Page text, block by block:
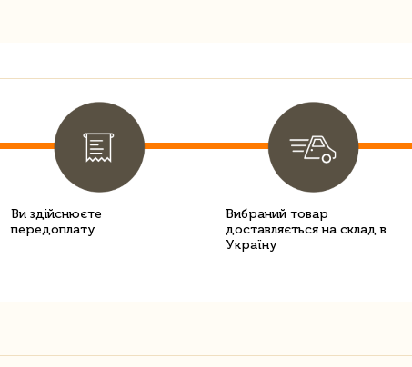
Ви здійснюєте
передоплату
Вибраний товар
доставляється на склад в
Україну